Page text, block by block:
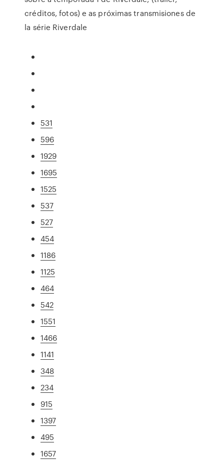
créditos, fotos) e as próximas transmisiones de
la série Riverdale
531
596
1929
1695
1525
537
527
454
1186
1125
464
542
1551
1466
1141
348
234
915
1397
495
1657